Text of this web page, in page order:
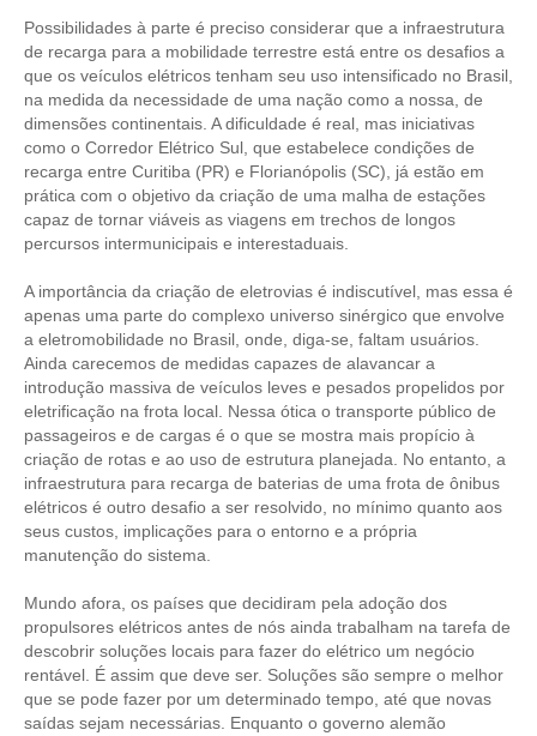
ACORDOS, CONVENÇÕES E DISSÍDIOS
CONTRIBUIÇÕES
CONTRIBUIÇÃO ASSISTENCIAL
CONTRIBUIÇÃO ASSOCIATIVA OU ANUIDADE DE SÓCIO
CONTRIBUIÇÃO SINDICAL URBANA
FGTS EXPURGOS
FGTS CORREÇÃO
LEGISLAÇÃO
LEI 4.950-A/1966 – PISO SALARIAL
LEI 5.194/1966 – REGULAMENTAÇÃO DA PROFISSÃO
LEI 6.496/1977 – ART
RES 1.002/2002 – CÓDIGO DE ÉTICA
HOMOLOGAÇÕES
PISO SALARIAL
Possibilidades à parte é preciso considerar que a infraestrutura
de recarga para a mobilidade terrestre está entre os desafios a
que os veículos elétricos tenham seu uso intensificado no Brasil,
na medida da necessidade de uma nação como a nossa, de
dimensões continentais. A dificuldade é real, mas iniciativas
como o Corredor Elétrico Sul, que estabelece condições de
recarga entre Curitiba (PR) e Florianópolis (SC), já estão em
prática com o objetivo da criação de uma malha de estações
capaz de tornar viáveis as viagens em trechos de longos
percursos intermunicipais e interestaduais.
A importância da criação de eletrovias é indiscutível, mas essa é
apenas uma parte do complexo universo sinérgico que envolve
a eletromobilidade no Brasil, onde, diga-se, faltam usuários.
Ainda carecemos de medidas capazes de alavancar a
introdução massiva de veículos leves e pesados propelidos por
eletrificação na frota local. Nessa ótica o transporte público de
passageiros e de cargas é o que se mostra mais propício à
criação de rotas e ao uso de estrutura planejada. No entanto, a
infraestrutura para recarga de baterias de uma frota de ônibus
elétricos é outro desafio a ser resolvido, no mínimo quanto aos
seus custos, implicações para o entorno e a própria
manutenção do sistema.
Mundo afora, os países que decidiram pela adoção dos
propulsores elétricos antes de nós ainda trabalham na tarefa de
descobrir soluções locais para fazer do elétrico um negócio
rentável. É assim que deve ser. Soluções são sempre o melhor
que se pode fazer por um determinado tempo, até que novas
saídas sejam necessárias. Enquanto o governo alemão